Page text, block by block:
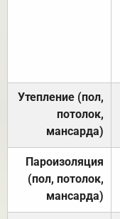
Утепление (пол,
потолок,
мансарда)
Пароизоляция
(пол, потолок,
мансарда)